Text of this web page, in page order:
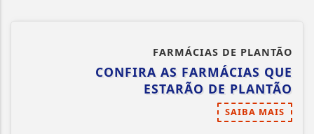
FARMÁCIAS DE PLANTÃO
CONFIRA AS FARMÁCIAS QUE
ESTARÃO DE PLANTÃO
SAIBA MAIS